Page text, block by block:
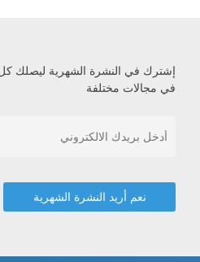
إشترك في النشرة الشهرية ليصلك
في مجالات مختلفة